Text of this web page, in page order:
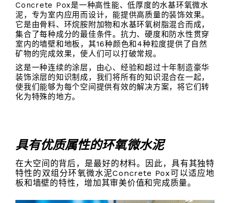
Concrete Pox是一种高性能、低厚度的水基环氧微水
泥，专为室内应用而设计，能提供高质量的装饰效果。
它是由骨料、环烷胺附加物和水基环氧树脂混合而成，
集合了每种成分的最佳条件。抗力、硬度和防水性贯穿
室内的墙壁和地板，其16种颜色和4种粒度提供了自然
矿物的完成效果，使人们可以打破常规。
这是一种连续的涂层，由心、经验和超过十年制造豪华
装饰涂层的知识制成，我们将所有的知识混合在一起，
使我们能够为每个空间提供有效的解决方案，将它们转
化为特殊的地方。
具有优质属性的环氧微水泥
在大空间的背后，是最好的材料。因此，具有其独特
特性的双组分环氧微水泥Concrete Pox可以适应地
板和墙壁的特性，增加其审美价值和完成质量。